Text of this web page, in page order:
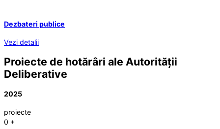
Dezbateri publice
Vezi detalii
Proiecte de hotărâri ale Autorității
Deliberative
2025
proiecte
0 +